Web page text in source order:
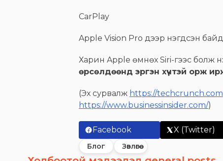
CarPlay
Apple Vision Pro дээр нэгдсэн
Харин Apple өмнөх Siri-гээс болж
өрсөлдөөнд эргэн хүчтэй орж
(Эх сурвалж https://techcrunch.com
https://www.businessinsider.com/)
Facebook X (Twitter)
Блог Зөвлөгөө